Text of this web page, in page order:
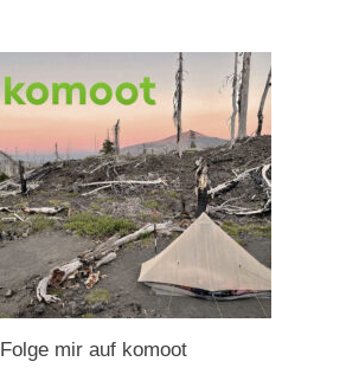
Folge mir auf komoot